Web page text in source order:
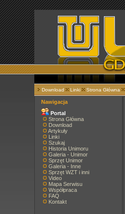
Download Linki Strona Główna
Nawigacja
Portal
Strona Główna
Download
Artykuły
Linki
Szukaj
Historia Unimoru
Galeria - Unimor
Sprzęt Unimor
Galeria - Inne
Sprzęt WZT i inni
Video
Mapa Serwisu
Współpraca
FAQ
Kontakt